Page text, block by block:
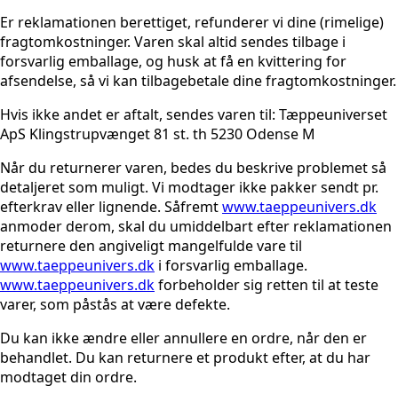
Er reklamationen berettiget, refunderer vi dine (rimelige)
fragtomkostninger. Varen skal altid sendes tilbage i
forsvarlig emballage, og husk at få en kvittering for
afsendelse, så vi kan tilbagebetale dine fragtomkostninger.
Hvis ikke andet er aftalt, sendes varen til: Tæppeuniverset
ApS Klingstrupvænget 81 st. th 5230 Odense M
Når du returnerer varen, bedes du beskrive problemet så
detaljeret som muligt. Vi modtager ikke pakker sendt pr.
efterkrav eller lignende. Såfremtwww.taeppeunivers.dk
anmoder derom, skal du umiddelbart efter reklamationen
returnere den angiveligt mangelfulde vare til
www.taeppeunivers.dk i forsvarlig emballage.
www.taeppeunivers.dkforbeholder sig retten til at teste
varer, som påstås at være defekte.
Du kan ikke ændre eller annullere en ordre, når den er
behandlet. Du kan returnere et produkt efter, at du har
modtaget din ordre.